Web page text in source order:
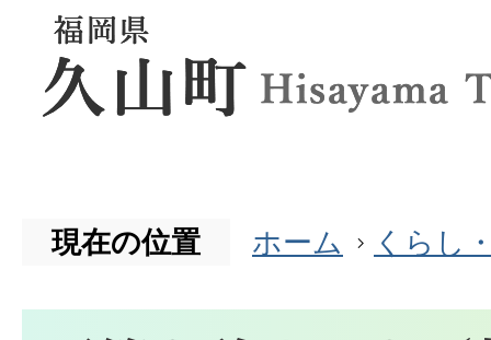
現在の位置 ホーム くらし